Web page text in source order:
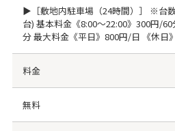
▶［敷地内駐車場（24時間）］ ※台
台) 基本料金《8:00～22:00》300円/
分 最大料金《平日》800円/日 《休日
料金
無料